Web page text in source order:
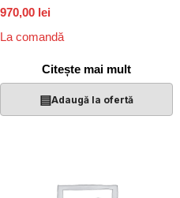
970,00 lei
La comandă
Citește mai mult
▤Adaugă la ofertă